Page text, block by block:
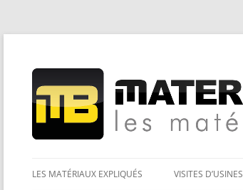
Matériaux et bricolage
LES MATÉRIAUX EXPLIQUÉS VISITES D’USINES